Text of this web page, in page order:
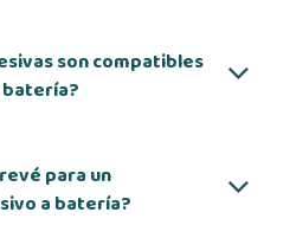
son compatibles
batería?
para un
a batería?